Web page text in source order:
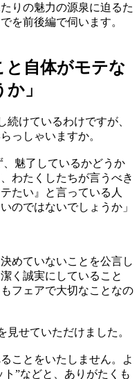
りの魅力の源泉に迫るた
を前後編で伺います。
と自体がモテな
」
けているわけですが、
っしゃいますか。
、魅了しているかどうか
わたくしたちが言うべき
たい』と言っている人
のではないでしょうか」
めていないことを公言し
く誠実にしていること
フェアで大切なことなの
せていただけました。
ことをいたしません。よ
ト”などと、ありがたくも